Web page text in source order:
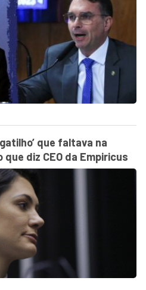
que faltava na
diz CEO da Empiricus